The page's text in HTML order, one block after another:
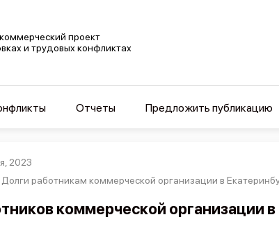
проект
и трудовых конфликтах
Отчеты Предложить публикацию
2023
работникам коммерческой организации в
коммерческой организации в